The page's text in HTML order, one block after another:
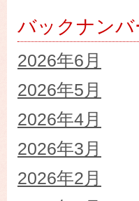
バックナンバ
2026年6月
2026年5月
2026年4月
2026年3月
2026年2月